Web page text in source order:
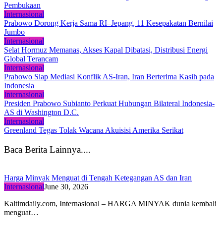
Pembukaan
Internasional
Prabowo Dorong Kerja Sama RI–Jepang, 11 Kesepakatan Bernilai
Jumbo
Internasional
Selat Hormuz Memanas, Akses Kapal Dibatasi, Distribusi Energi
Global Terancam
Internasional
Prabowo Siap Mediasi Konflik AS-Iran, Iran Berterima Kasih pada
Indonesia
Internasional
Presiden Prabowo Subianto Perkuat Hubungan Bilateral Indonesia-
AS di Washington D.C.
Internasional
Greenland Tegas Tolak Wacana Akuisisi Amerika Serikat
Baca Berita Lainnya....
Harga Minyak Menguat di Tengah Ketegangan AS dan Iran
InternasionalJune 30, 2026
Kaltimdaily.com, Internasional – HARGA MINYAK dunia kembali
menguat…